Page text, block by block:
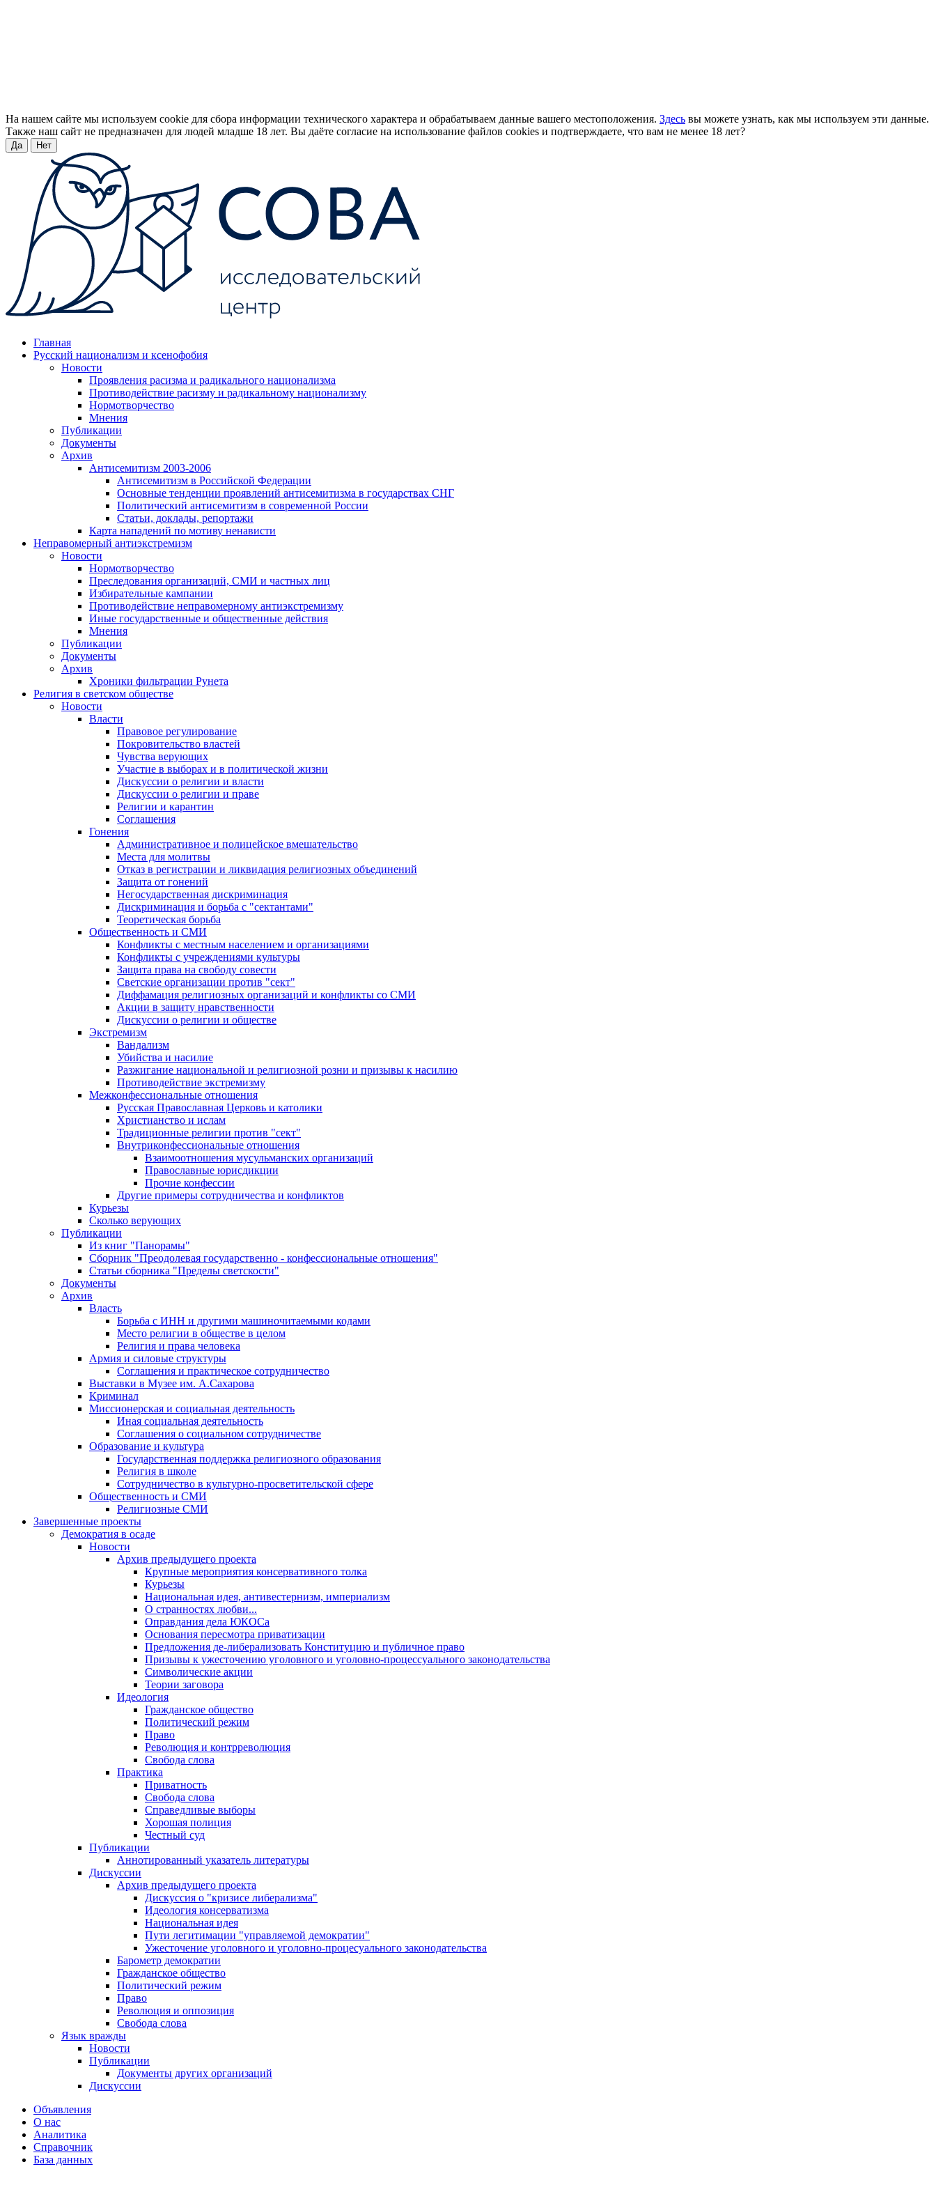
На нашем сайте мы используем cookie для сбора информации технического характера и обрабатываем данные вашего местоположения. Здесь вы можете узнать, как мы используем эти данные.
Также наш сайт не предназначен для людей младше 18 лет. Вы даёте согласие на использование файлов cookies и подтверждаете, что вам не менее 18 лет?
Да Нет
Главная
Русский национализм и ксенофобия
Новости
Проявления расизма и радикального национализма
Противодействие расизму и радикальному национализму
Нормотворчество
Мнения
Публикации
Документы
Архив
Антисемитизм 2003-2006
Антисемитизм в Российской Федерации
Основные тенденции проявлений антисемитизма в государствах СНГ
Политический антисемитизм в современной России
Статьи, доклады, репортажи
Карта нападений по мотиву ненависти
Неправомерный антиэкстремизм
Новости
Нормотворчество
Преследования организаций, СМИ и частных лиц
Избирательные кампании
Противодействие неправомерному антиэкстремизму
Иные государственные и общественные действия
Мнения
Публикации
Документы
Архив
Хроники фильтрации Рунета
Религия в светском обществе
Новости
Власти
Правовое регулирование
Покровительство властей
Чувства верующих
Участие в выборах и в политической жизни
Дискуссии о религии и власти
Дискуссии о религии и праве
Религии и карантин
Соглашения
Гонения
Административное и полицейское вмешательство
Места для молитвы
Отказ в регистрации и ликвидация религиозных объединений
Защита от гонений
Негосударственная дискриминация
Дискриминация и борьба с "сектантами"
Теоретическая борьба
Общественность и СМИ
Конфликты с местным населением и организациями
Конфликты с учреждениями культуры
Защита права на свободу совести
Светские организации против "сект"
Диффамация религиозных организаций и конфликты со СМИ
Акции в защиту нравственности
Дискуссии о религии и обществе
Экстремизм
Вандализм
Убийства и насилие
Разжигание национальной и религиозной розни и призывы к насилию
Противодействие экстремизму
Межконфессиональные отношения
Русская Православная Церковь и католики
Христианство и ислам
Традиционные религии против "сект"
Внутриконфессиональные отношения
Взаимоотношения мусульманских организаций
Православные юрисдикции
Прочие конфессии
Другие примеры сотрудничества и конфликтов
Курьезы
Сколько верующих
Публикации
Из книг "Панорамы"
Сборник "Преодолевая государственно - конфессиональные отношения"
Статьи сборника "Пределы светскости"
Документы
Архив
Власть
Борьба с ИНН и другими машиночитаемыми кодами
Место религии в обществе в целом
Религия и права человека
Армия и силовые структуры
Соглашения и практическое сотрудничество
Выставки в Музее им. А.Сахарова
Криминал
Миссионерская и социальная деятельность
Иная социальная деятельность
Соглашения о социальном сотрудничестве
Образование и культура
Государственная поддержка религиозного образования
Религия в школе
Сотрудничество в культурно-просветительской сфере
Общественность и СМИ
Религиозные СМИ
Завершенные проекты
Демократия в осаде
Новости
Архив предыдущего проекта
Крупные мероприятия консервативного толка
Курьезы
Национальная идея, антивестернизм, империализм
О странностях любви...
Оправдания дела ЮКОСа
Основания пересмотра приватизации
Предложения де-либерализовать Конституцию и публичное право
Призывы к ужесточению уголовного и уголовно-процессуального законодательства
Символические акции
Теории заговора
Идеология
Гражданское общество
Политический режим
Право
Революция и контрреволюция
Свобода слова
Практика
Приватность
Свобода слова
Справедливые выборы
Хорошая полиция
Честный суд
Публикации
Аннотированный указатель литературы
Дискуссии
Архив предыдущего проекта
Дискуссия о "кризисе либерализма"
Идеология консерватизма
Национальная идея
Пути легитимации "управляемой демократии"
Ужесточение уголовного и уголовно-процесуального законодательства
Барометр демократии
Гражданское общество
Политический режим
Право
Революция и оппозиция
Свобода слова
Язык вражды
Новости
Публикации
Документы других организаций
Дискуссии
Объявления
О нас
Аналитика
Справочник
База данных